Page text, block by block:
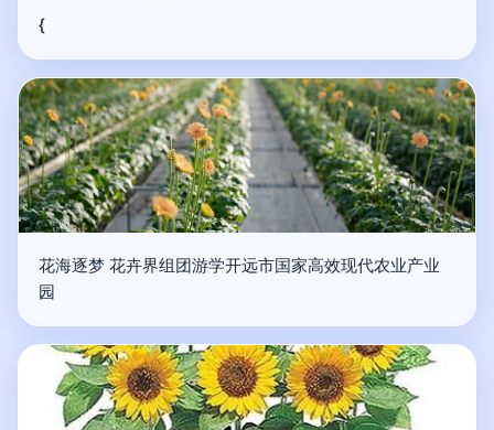
{
花海逐梦 花卉界组团游学开远市国家高效现代农业产业
园